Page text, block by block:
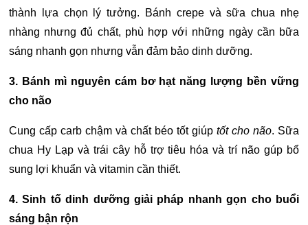
thành lựa chọn lý tưởng.
Bánh crepe và sữa chua nhẹ
nhàng nhưng đủ chất, phù hợp với những ngày cần bữa
sáng nhanh gọn nhưng vẫn đảm bảo dinh dưỡng.
3. Bánh mì nguyên cám bơ hạt năng lượng bền vững
cho não
Cung cấp carb chậm và chất béo tốt giúp tốt cho não. Sữa
chua Hy Lạp và trái cây hỗ trợ tiêu hóa và trí não gúp bổ
sung lợi khuẩn và vitamin cần thiết.
4. Sinh tố dinh dưỡng giải pháp nhanh gọn cho buổi
sáng bận rộn